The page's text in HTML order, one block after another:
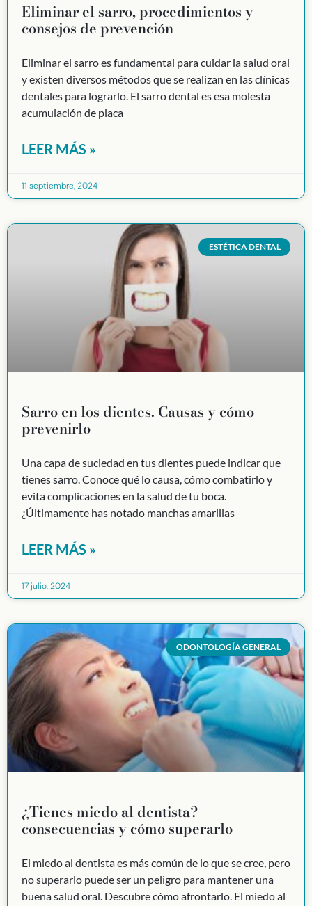
Eliminar el sarro, procedimientos y
consejos de prevención
Eliminar el sarro es fundamental para cuidar la salud oral
y existen diversos métodos que se realizan en las clínicas
dentales para lograrlo. El sarro dental es esa molesta
acumulación de placa
LEER MÁS »
11 septiembre, 2024
ESTÉTICA DENTAL
Sarro en los dientes. Causas y cómo
prevenirlo
Una capa de suciedad en tus dientes puede indicar que
tienes sarro. Conoce qué lo causa, cómo combatirlo y
evita complicaciones en la salud de tu boca.
¿Últimamente has notado manchas amarillas
LEER MÁS »
17 julio, 2024
ODONTOLOGÍA GENERAL
¿Tienes miedo al dentista?
consecuencias y cómo superarlo
El miedo al dentista es más común de lo que se cree, pero
no superarlo puede ser un peligro para mantener una
buena salud oral. Descubre cómo afrontarlo. El miedo al